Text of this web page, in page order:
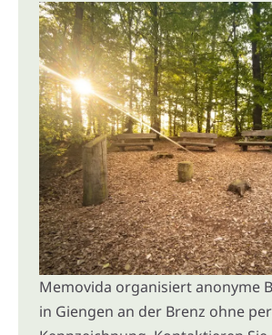
Memovida organisiert anonyme
in Giengen an der Brenz ohne